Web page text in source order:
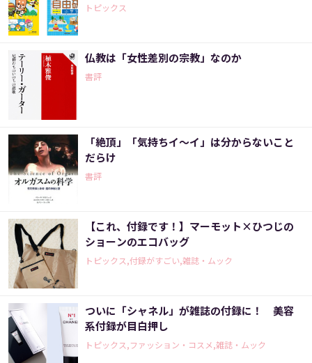
トピックス
仏教は「女性差別の宗教」なのか
書評
「絶頂」「気持ちイ～イ」は分からないこと
だらけ
書評
【これ、付録です！】マーモット×ひつじの
ショーンのエコバッグ
トピックス,付録がすごい,雑誌・ムック
ついに「シャネル」が雑誌の付録に！ 美容
系付録が目白押し
トピックス,ファッション・コスメ,雑誌・ムック